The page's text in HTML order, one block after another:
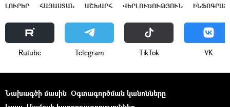
ԼՈՒՐԵՐ ՀԱՅԱՍՏԱՆ ԱՇԽԱՐՀ ՎԵՐԼՈՒԾՈՒԹՅՈՒՆ
Rutube Telegram ТikТоk VK
Նախագծի մասին Օգտագործման կանոնները